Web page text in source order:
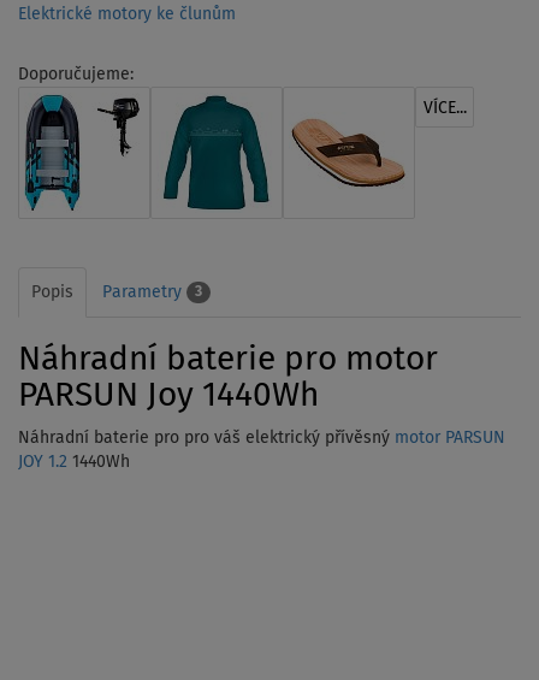
Elektrické motory ke člunům
Doporučujeme:
VÍCE...
Popis Parametry 3
Náhradní baterie pro motor
PARSUN Joy 1440Wh
Náhradní baterie pro pro váš elektrický přívěsný motor PARSUN
JOY 1.2 1440Wh